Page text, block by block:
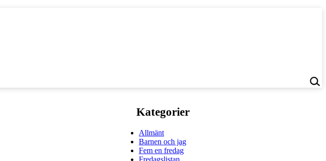
Kategorier
Allmänt
Barnen och jag
Fem en fredag
Fredagslistan